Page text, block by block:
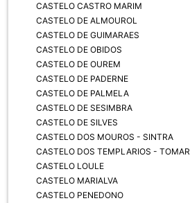
CASTELO CASTRO MARIM
CASTELO DE ALMOUROL
CASTELO DE GUIMARAES
CASTELO DE OBIDOS
CASTELO DE OUREM
CASTELO DE PADERNE
CASTELO DE PALMELA
CASTELO DE SESIMBRA
CASTELO DE SILVES
CASTELO DOS MOUROS - SINTRA
CASTELO DOS TEMPLARIOS - TOMAR
CASTELO LOULE
CASTELO MARIALVA
CASTELO PENEDONO